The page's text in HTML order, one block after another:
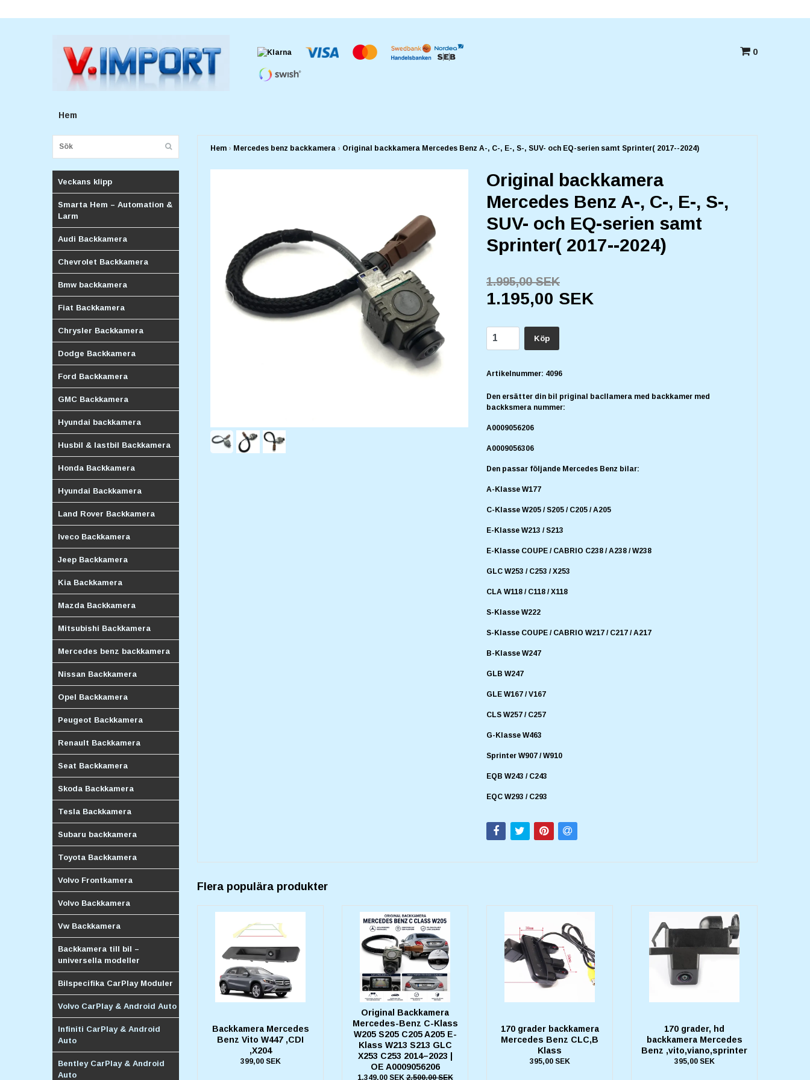
0
Hem
Veckans klipp
Smarta Hem – Automation &
Larm
Audi Backkamera
Chevrolet Backkamera
Bmw backkamera
Fiat Backkamera
Chrysler Backkamera
Dodge Backkamera
Ford Backkamera
GMC Backkamera
Hyundai backkamera
Husbil & lastbil Backkamera
Honda Backkamera
Hyundai Backkamera
Land Rover Backkamera
Iveco Backkamera
Jeep Backkamera
Kia Backkamera
Mazda Backkamera
Mitsubishi Backkamera
Mercedes benz backkamera
Nissan Backkamera
Opel Backkamera
Peugeot Backkamera
Renault Backkamera
Seat Backkamera
Skoda Backkamera
Tesla Backkamera
Subaru backkamera
Toyota Backkamera
Volvo Frontkamera
Volvo Backkamera
Vw Backkamera
Backkamera till bil –
universella modeller
Bilspecifika CarPlay Moduler
Volvo CarPlay & Android Auto
Infiniti CarPlay & Android
Auto
Bentley CarPlay & Android
Auto
Hem › Mercedes benz backkamera › Original backkamera Mercedes Benz A-, C-, E-, S-, SUV- och EQ-serien samt Sprinter( 2017--2024)
Original backkamera
Mercedes Benz A-, C-, E-, S-,
SUV- och EQ-serien samt
Sprinter( 2017--2024)
1.995,00 SEK
1.195,00 SEK
Köp
Artikelnummer: 4096
Den ersätter din bil priginal bacllamera med backkamer med
backksmera nummer:
A0009056206
A0009056306
Den passar följande Mercedes Benz bilar:
A-Klasse W177
C-Klasse W205 / S205 / C205 / A205
E-Klasse W213 / S213
E-Klasse COUPE / CABRIO C238 / A238 / W238
GLC W253 / C253 / X253
CLA W118 / C118 / X118
S-Klasse W222
S-Klasse COUPE / CABRIO W217 / C217 / A217
B-Klasse W247
GLB W247
GLE W167 / V167
CLS W257 / C257
G-Klasse W463
Sprinter W907 / W910
EQB W243 / C243
EQC W293 / C293
Flera populära produkter
Backkamera Mercedes
Benz Vito W447 ,CDI
,X204
399,00 SEK
Original Backkamera
Mercedes-Benz C-Klass
W205 S205 C205 A205 E-
Klass W213 S213 GLC
X253 C253 2014–2023 |
OE A0009056206
1.349,00 SEK2.500,00 SEK
170 grader backkamera
Mercedes Benz CLC,B
Klass
395,00 SEK
170 grader, hd
backkamera Mercedes
Benz ,vito,viano,sprinter
395,00 SEK